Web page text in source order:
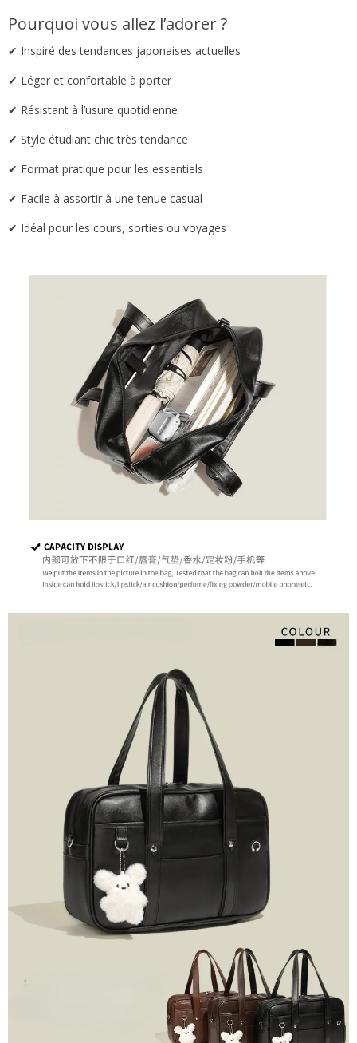
Pourquoi vous allez l’adorer ?
✔ Inspiré des tendances japonaises actuelles
✔ Léger et confortable à porter
✔ Résistant à l’usure quotidienne
✔ Style étudiant chic très tendance
✔ Format pratique pour les essentiels
✔ Facile à assortir à une tenue casual
✔ Idéal pour les cours, sorties ou voyages